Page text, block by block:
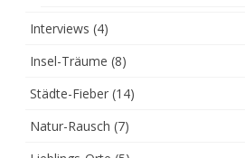
Interviews (4)
Insel-Träume (8)
Städte-Fieber (14)
Natur-Rausch (7)